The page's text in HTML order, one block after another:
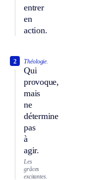
entrer
en
action.
Théologie.
Qui
provoque,
mais
ne
détermine
pas
à
agir.
2
Les
grâces
excitantes.